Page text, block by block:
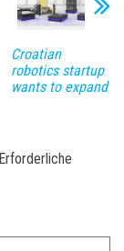
Croatian
robotics startup
wants to expand
Erforderliche